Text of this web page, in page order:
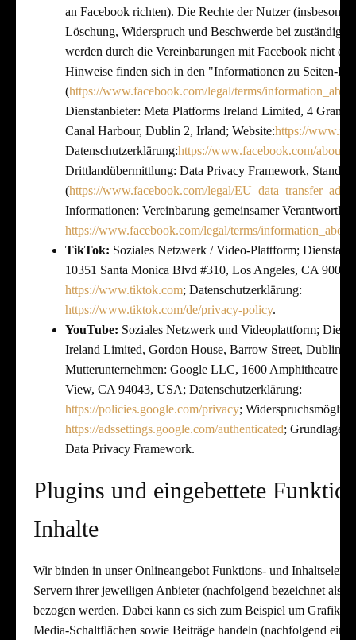
an Facebook richten). Die Rechte der Nutzer
Löschung, Widerspruch und Beschwerde bei
werden durch die Vereinbarungen mit Facebook nicht
Hinweise finden sich in den "Informationen zu Seiten-
(https://www.facebook.com/legal/terms/
Dienstanbieter: Meta Platforms Ireland Limited, 4 Grand
Canal Harbour, Dublin 2, Irland; Website:https://
Datenschutzerklärung:https://www.facebook.com/about/
Drittlandübermittlung: Data Privacy Framework,
(https://www.facebook.com/legal/
Informationen: Vereinbarung gemeinsamer
https://www.facebook.com/legal/terms/
TikTok: Soziales Netzwerk / Video-Plattform;
10351 Santa Monica Blvd #310, Los Angeles, CA
https://www.tiktok.com; Datenschutzerklärung:
https://www.tiktok.com/de/privacy-policy.
YouTube: Soziales Netzwerk und Videoplattform;
Ireland Limited, Gordon House, Barrow Street, Dublin
Mutterunternehmen: Google LLC, 1600 Amphitheatre
View, CA 94043, USA; Datenschutzerklärung:
https://policies.google.com/privacy;
https://adssettings.google.com/authenticated; Grundlage
Data Privacy Framework.
Plugins und eingebettete
Inhalte
Wir binden in unser Onlineangebot Funktions- und
Servern ihrer jeweiligen Anbieter (nachfolgend bezeichnet als
bezogen werden. Dabei kann es sich zum Beispiel um
Media-Schaltflächen sowie Beiträge handeln (nachfolgend